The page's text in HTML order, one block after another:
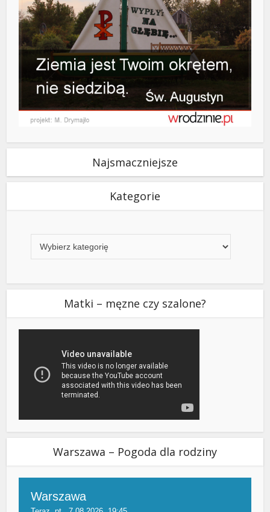
Najsmaczniejsze
Kategorie
Matki – męzne czy szalone?
Warszawa – Pogoda dla rodziny